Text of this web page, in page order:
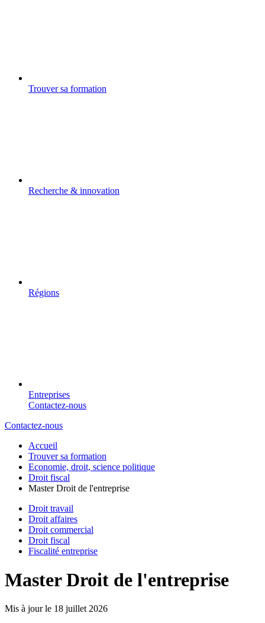
Trouver sa formation
Recherche & innovation
Régions
Entreprises
Contactez-nous
Contactez-nous
Accueil
Trouver sa formation
Economie, droit, science politique
Droit fiscal
Master Droit de l'entreprise
Droit travail
Droit affaires
Droit commercial
Droit fiscal
Fiscalité entreprise
Master Droit de l'entreprise
Mis à jour le 18 juillet 2026